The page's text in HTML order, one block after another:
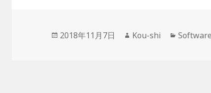
投
2018年11月7日
作
Kou-shi
カ